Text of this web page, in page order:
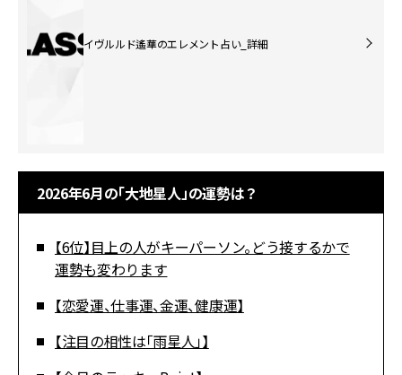
イヴルルド遙華のエレメント占い_詳細
2026年6月の「大地星人」の運勢は？
【6位】目上の人がキーパーソン。どう接するかで
運勢も変わります
【恋愛運、仕事運、金運、健康運】
【注目の相性は「雨星人」】